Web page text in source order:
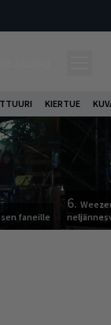
KIERTUE
faneille
6.